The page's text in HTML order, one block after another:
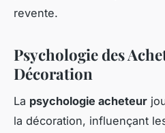
revente.
Psychologie des
Décoration
La psychologie acheteur
la décoration, influençant